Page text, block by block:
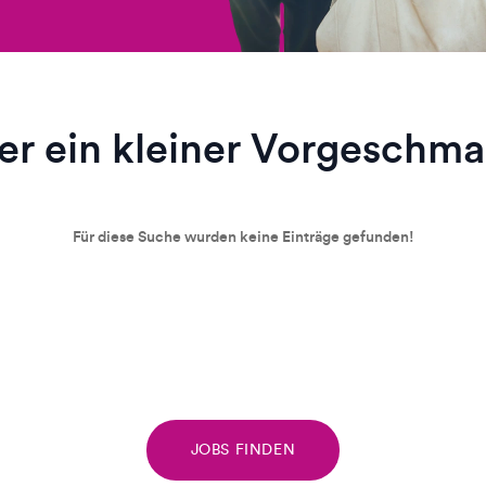
ein kleiner
Für diese Suche wurden keine Einträge gefunden!
JOBS FINDEN